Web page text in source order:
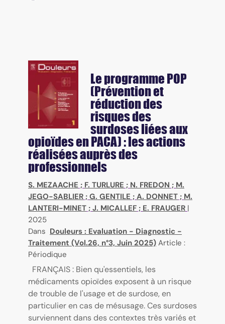
Le programme POP
(Prévention et
réduction des
risques des
surdoses liées aux
opioïdes en PACA) : les actions
réalisées auprès des
professionnels
S. MEZAACHE ; F. TURLURE ; N. FREDON ; M.
JEGO-SABLIER ; G. GENTILE ; A. DONNET ; M.
LANTERI-MINET ; J. MICALLEF ; E. FRAUGER |
2025
Dans Douleurs : Evaluation - Diagnostic -
Traitement (Vol.26, n°3, Juin 2025) Article :
Périodique
FRANÇAIS : Bien qu'essentiels, les
médicaments opioïdes exposent à un risque
de trouble de l'usage et de surdose, en
particulier en cas de mésusage. Ces surdoses
surviennent dans des contextes très variés et